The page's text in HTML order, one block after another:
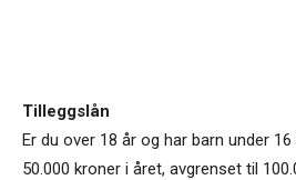
Tilleggslån
Er du over 18 år og har barn under 16
50.000 kroner i året, avgrenset til